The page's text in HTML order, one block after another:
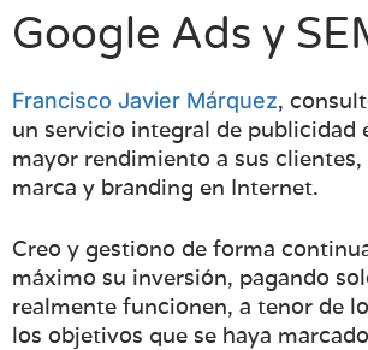
Google Ads y
Francisco Javier Márquez,
un servicio integral de publicidad
mayor rendimiento a sus
marca y branding en Internet.
Creo y gestiono de forma
máximo su inversión, pagando
realmente funcionen, a tenor de
los objetivos que se haya